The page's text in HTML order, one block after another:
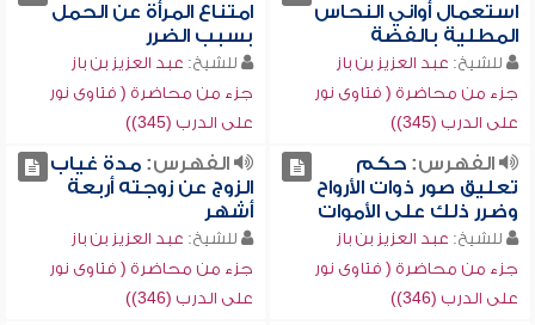
استعمال أواني النحاس
المطلية بالفضة
للشيخ: عبد العزيز بن باز
جزء من محاضرة ( فتاوى نور
على الدرب (345))
امتناع المرأة عن الحمل
بسبب الضرر
للشيخ: عبد العزيز بن باز
جزء من محاضرة ( فتاوى نور
على الدرب (345))
الفهرس:حكم
تعليق صور ذوات الأرواح
وضرر ذلك على الأموات
للشيخ: عبد العزيز بن باز
جزء من محاضرة ( فتاوى نور
على الدرب (346))
الفهرس:مدة غياب
الزوج عن زوجته أربعة
أشهر
للشيخ: عبد العزيز بن باز
جزء من محاضرة ( فتاوى نور
على الدرب (346))